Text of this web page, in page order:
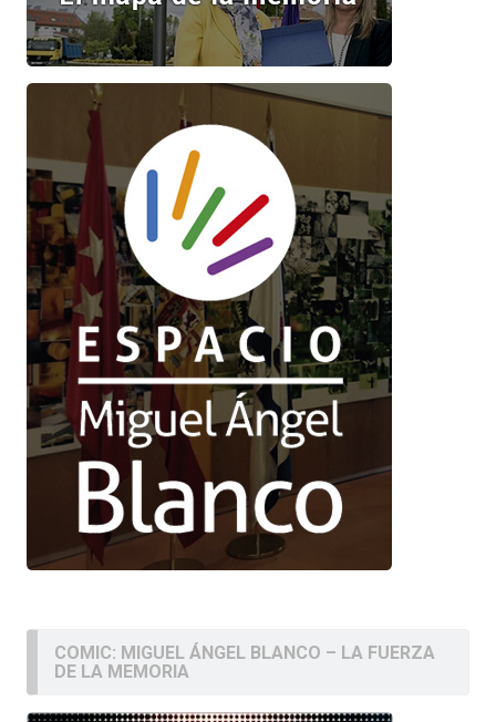
COMIC: MIGUEL ÁNGEL BLANCO – LA FUERZA
DE LA MEMORIA